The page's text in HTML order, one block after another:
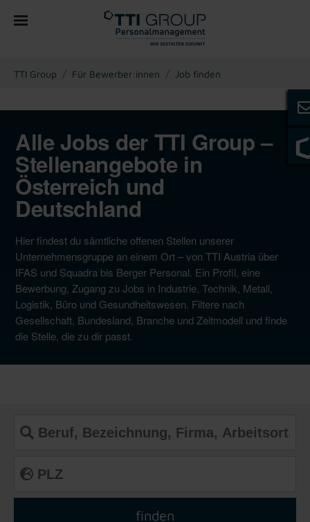
You are here:
TTI Group Für Bewerber:innen Job finden
Alle Jobs der TTI Group –
Stellenangebote in
Österreich und
Deutschland
Hier findest du sämtliche offenen Stellen unserer
Unternehmensgruppe an einem Ort – von TTI Austria über
IFAS und Squadra bis Berger Personal. Ein Profil, eine
Bewerbung, Zugang zu Jobs in Industrie, Technik, Metall,
Logistik, Büro und Gesundheitswesen. Filtere nach
Gesellschaft, Bundesland, Branche und Zeitmodell und finde
die Stelle, die zu dir passt.